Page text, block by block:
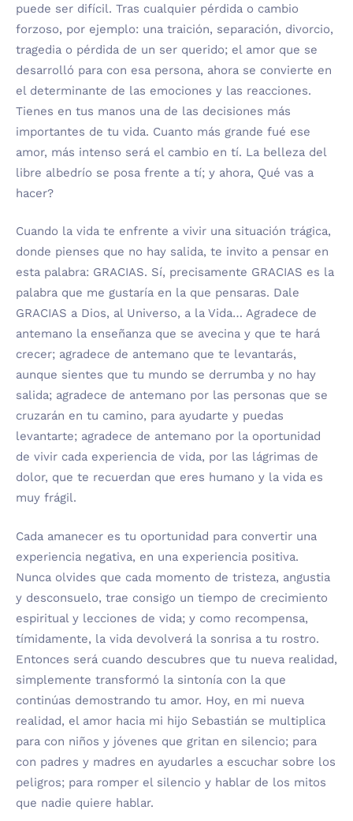
puede ser difícil. Tras cualquier pérdida o cambio
forzoso, por ejemplo: una traición, separación, divorcio,
tragedia o pérdida de un ser querido; el amor que se
desarrolló para con esa persona, ahora se convierte en
el determinante de las emociones y las reacciones.
Tienes en tus manos una de las decisiones más
importantes de tu vida. Cuanto más grande fué ese
amor, más intenso será el cambio en tí. La belleza del
libre albedrío se posa frente a tí; y ahora, Qué vas a
hacer?
Cuando la vida te enfrente a vivir una situación trágica,
donde pienses que no hay salida, te invito a pensar en
esta palabra: GRACIAS. Sí, precisamente GRACIAS es la
palabra que me gustaría en la que pensaras. Dale
GRACIAS a Dios, al Universo, a la Vida… Agradece de
antemano la enseñanza que se avecina y que te hará
crecer; agradece de antemano que te levantarás,
aunque sientes que tu mundo se derrumba y no hay
salida; agradece de antemano por las personas que se
cruzarán en tu camino, para ayudarte y puedas
levantarte; agradece de antemano por la oportunidad
de vivir cada experiencia de vida, por las lágrimas de
dolor, que te recuerdan que eres humano y la vida es
muy frágil.
Cada amanecer es tu oportunidad para convertir una
experiencia negativa, en una experiencia positiva.
Nunca olvides que cada momento de tristeza, angustia
y desconsuelo, trae consigo un tiempo de crecimiento
espiritual y lecciones de vida; y como recompensa,
tímidamente, la vida devolverá la sonrisa a tu rostro.
Entonces será cuando descubres que tu nueva realidad,
simplemente transformó la sintonía con la que
continúas demostrando tu amor. Hoy, en mi nueva
realidad, el amor hacia mi hijo Sebastián se multiplica
para con niños y jóvenes que gritan en silencio; para
con padres y madres en ayudarles a escuchar sobre los
peligros; para romper el silencio y hablar de los mitos
que nadie quiere hablar.